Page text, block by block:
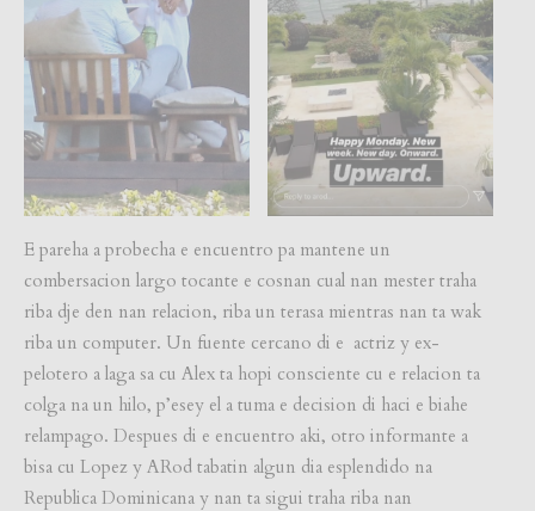
E pareha a probecha e encuentro pa mantene un
combersacion largo tocante e cosnan cual nan mester traha
riba dje den nan relacion, riba un terasa mientras nan ta wak
riba un computer. Un fuente cercano di e actriz y ex-
pelotero a laga sa cu Alex ta hopi consciente cu e relacion ta
colga na un hilo, p’esey el a tuma e decision di haci e biahe
relampago. Despues di e encuentro aki, otro informante a
bisa cu Lopez y ARod tabatin algun dia esplendido na
Republica Dominicana y nan ta sigui traha riba nan